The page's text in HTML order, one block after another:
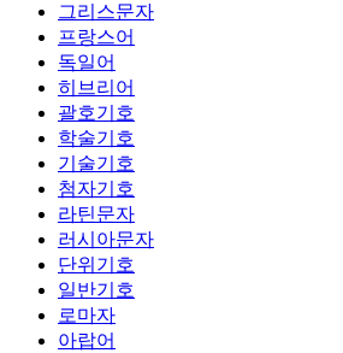
그리스문자
프랑스어
독일어
히브리어
괄호기호
학술기호
기술기호
첨자기호
라틴문자
러시아문자
단위기호
일반기호
로마자
아랍어